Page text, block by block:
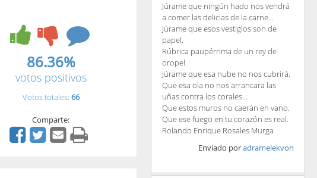
86.36%
votos positivos
Votos totales: 66
Comparte:
Júrame que ningún hado nos vendrá
a comer las delicias de la carne...
Júrame que esos vestiglos son de
papel.
Rúbrica paupérrima de un rey de
oropel.
Júrame que esa nube no nos cubrirá.
Que esa ola no nos arrancara las
uñas contra los corales...
Que estos muros no caerán en vano.
Que ese fuego en tu corazón es real.
Rolando Enrique Rosales Murga
Enviado poradramelekvon